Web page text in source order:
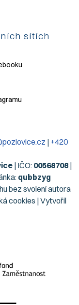
sítích
| +420
| IČO: 00568708|
qubbzyg
bez svolení autora
cookies | Vytvořil